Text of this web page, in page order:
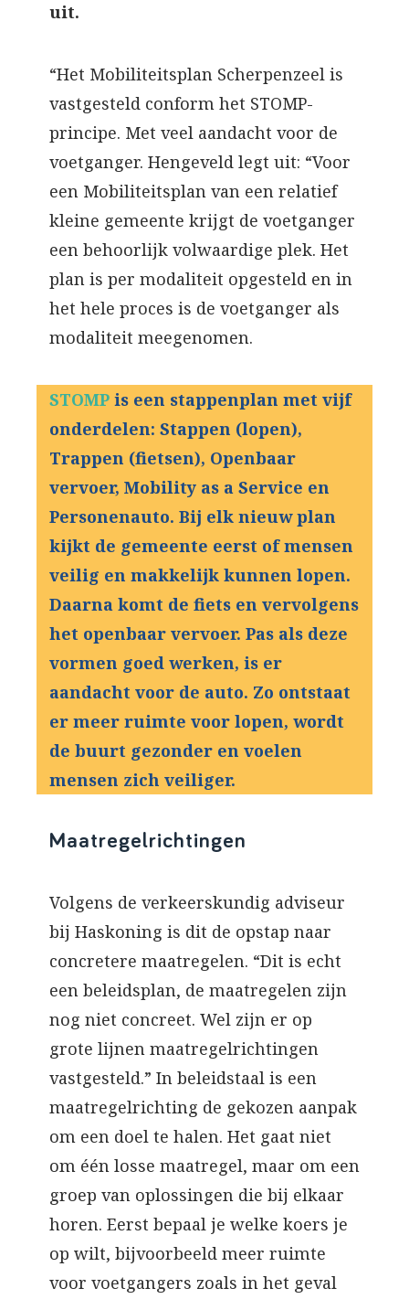
uit.
“Het Mobiliteitsplan Scherpenzeel is
vastgesteld conform het STOMP-
principe. Met veel aandacht voor de
voetganger. Hengeveld legt uit: “Voor
een Mobiliteitsplan van een relatief
kleine gemeente krijgt de voetganger
een behoorlijk volwaardige plek. Het
plan is per modaliteit opgesteld en in
het hele proces is de voetganger als
modaliteit meegenomen.
STOMP is een stappenplan met vijf
onderdelen: Stappen (lopen),
Trappen (fietsen), Openbaar
vervoer, Mobility as a Service en
Personenauto. Bij elk nieuw plan
kijkt de gemeente eerst of mensen
veilig en makkelijk kunnen lopen.
Daarna komt de fiets en vervolgens
het openbaar vervoer. Pas als deze
vormen goed werken, is er
aandacht voor de auto. Zo ontstaat
er meer ruimte voor lopen, wordt
de buurt gezonder en voelen
mensen zich veiliger.
Maatregelrichtingen
Volgens de verkeerskundig adviseur
bij Haskoning is dit de opstap naar
concretere maatregelen. “Dit is echt
een beleidsplan, de maatregelen zijn
nog niet concreet. Wel zijn er op
grote lijnen maatregelrichtingen
vastgesteld.” In beleidstaal is een
maatregelrichting de gekozen aanpak
om een doel te halen. Het gaat niet
om één losse maatregel, maar om een
groep van oplossingen die bij elkaar
horen. Eerst bepaal je welke koers je
op wilt, bijvoorbeeld meer ruimte
voor voetgangers zoals in het geval